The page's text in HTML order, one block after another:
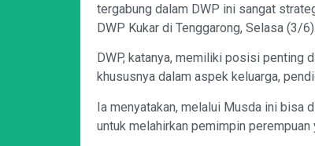
tergabung dalam DWP ini sangat
DWP Kukar di Tenggarong, Selasa (3/6).
DWP, katanya, memiliki posisi penting
khususnya dalam aspek keluarga,
Ia menyatakan, melalui Musda ini bisa
untuk melahirkan pemimpin